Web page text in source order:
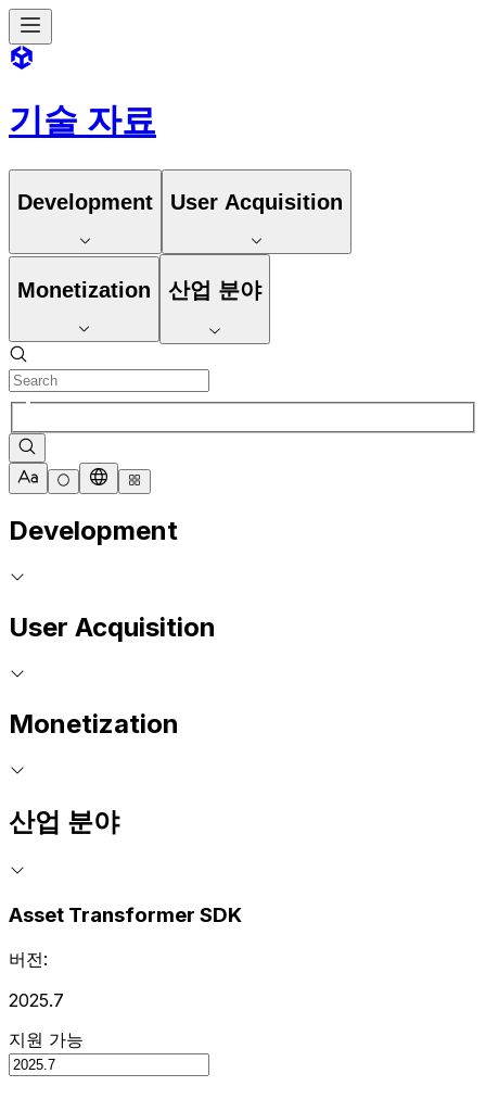
기술 자료
Development User Acquisition
Monetization 산업 분야
Development
User Acquisition
Monetization
산업 분야
Asset Transformer SDK
버전:
2025.7
지원 가능